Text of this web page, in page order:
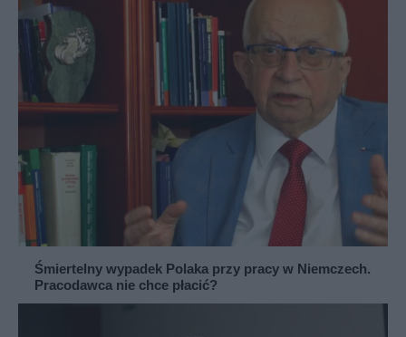
Śmiertelny wypadek Polaka przy pracy w Niemczech.
Pracodawca nie chce płacić?